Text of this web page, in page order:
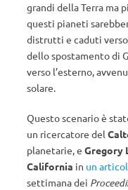
grandi della Terra ma
questi pianeti
distrutti e caduti verso
dello spostamento di
verso l’esterno,
solare.
Questo scenario è
un ricercatore del
planetarie, e Gregory
California in un
settimana dei